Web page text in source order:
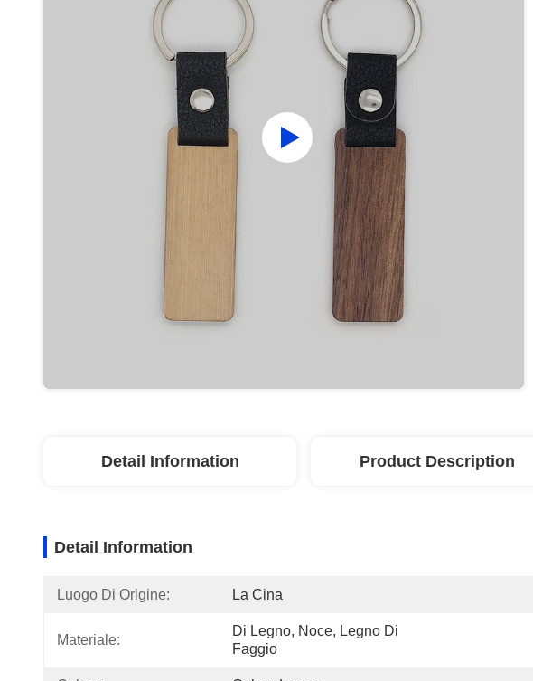
Detail Information Product Description
Detail Information
Luogo Di Origine: La Cina
Materiale:
Di Legno, Noce, Legno Di
Faggio